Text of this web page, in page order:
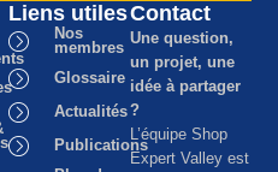
Liens utiles
Nos
membres
Glossaire
Actualités
Publications
Contact
Une question,
un projet, une
idée à partager
?
L’équipe Shop
Expert Valley est